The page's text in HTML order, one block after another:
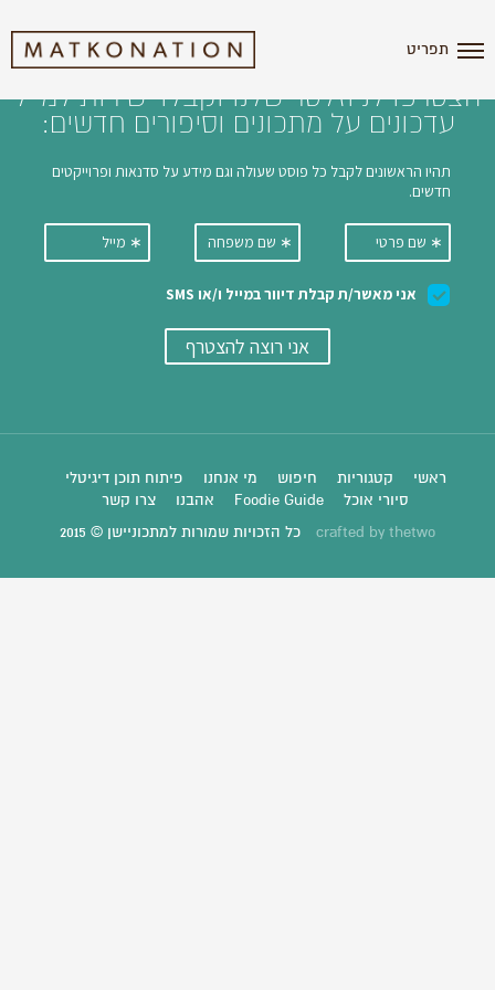
תפריט
הצטרפו לניוזלטר שלנו וקבלו ישירות למייל
עדכונים על מתכונים וסיפורים חדשים:
ראשי קטגוריות חיפוש מי אנחנו
פיתוח תוכן דיגיטלי
סיורי אוכל
Foodie Guide אהבנו צרו קשר
crafted by thetwo כל הזכויות שמורות למתכוניישן © 2015